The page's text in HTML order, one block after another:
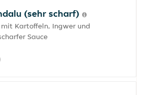
(sehr scharf)
Kartoffeln, Ingwer und
Sauce